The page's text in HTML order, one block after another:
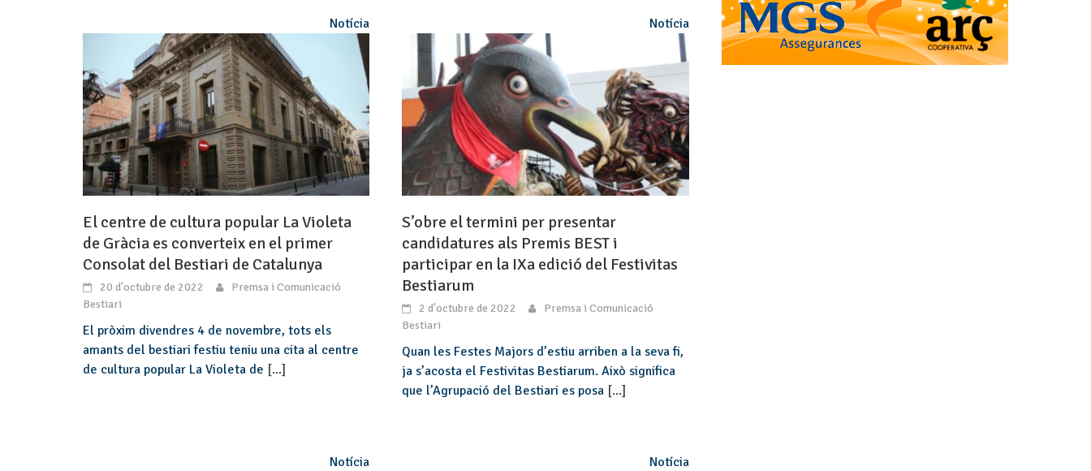
Notícia
El centre de cultura popular La Violeta
de Gràcia es converteix en el primer
Consolat del Bestiari de Catalunya
20 d'octubre de 2022
Premsa i Comunicació
Bestiari
El pròxim divendres 4 de novembre, tots els
amants del bestiari festiu teniu una cita al centre
de cultura popular La Violeta de [...]
Notícia
S’obre el termini per presentar
candidatures als Premis BEST i
participar en la IXa edició del Festivitas
Bestiarum
2 d'octubre de 2022
Premsa i Comunicació
Bestiari
Quan les Festes Majors d’estiu arriben a la seva fi,
ja s’acosta el Festivitas Bestiarum. Això significa
que l’Agrupació del Bestiari es posa [...]
Notícia Notícia